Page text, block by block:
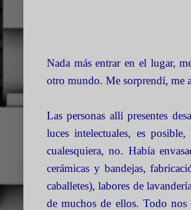
Nada más entrar en el lugar,
otro mundo. Me sorprendí, me
Las personas allí presentes
luces intelectuales, es
cualesquiera, no. Había
cerámicas y bandejas,
caballetes), labores de
de muchos de ellos. Todo nos